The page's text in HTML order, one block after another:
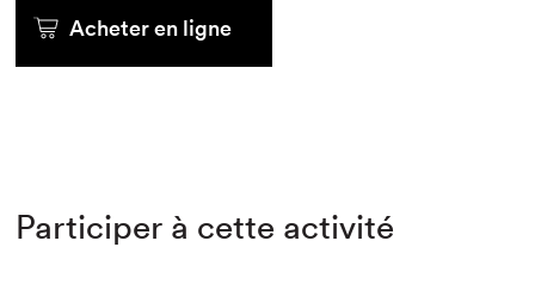
Acheter en ligne
Participer à cette activité